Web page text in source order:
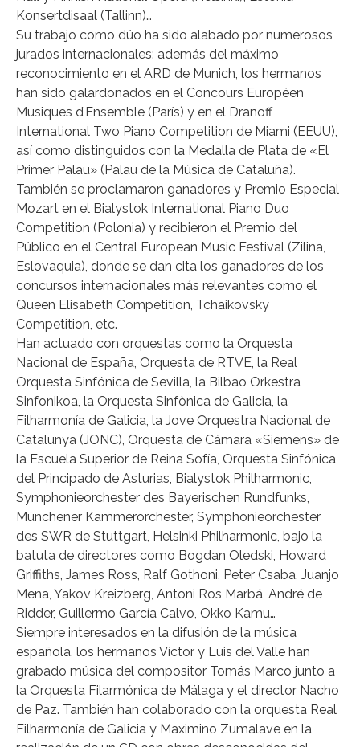
Konsertdisaal (Tallinn)…
Su trabajo como dúo ha sido alabado por numerosos
jurados internacionales: además del máximo
reconocimiento en el ARD de Munich, los hermanos
han sido galardonados en el Concours Européen
Musiques d’Ensemble (París) y en el Dranoff
International Two Piano Competition de Miami (EEUU),
así como distinguidos con la Medalla de Plata de «El
Primer Palau» (Palau de la Música de Cataluña).
También se proclamaron ganadores y Premio Especial
Mozart en el Bialystok International Piano Duo
Competition (Polonia) y recibieron el Premio del
Público en el Central European Music Festival (Zilina,
Eslovaquia), donde se dan cita los ganadores de los
concursos internacionales más relevantes como el
Queen Elisabeth Competition, Tchaikovsky
Competition, etc.
Han actuado con orquestas como la Orquesta
Nacional de España, Orquesta de RTVE, la Real
Orquesta Sinfónica de Sevilla, la Bilbao Orkestra
Sinfonikoa, la Orquesta Sinfònica de Galicia, la
Filharmonía de Galicia, la Jove Orquestra Nacional de
Catalunya (JONC), Orquesta de Cámara «Siemens» de
la Escuela Superior de Reina Sofía, Orquesta Sinfónica
del Principado de Asturias, Bialystok Philharmonic,
Symphonieorchester des Bayerischen Rundfunks,
Münchener Kammerorchester, Symphonieorchester
des SWR de Stuttgart, Helsinki Philharmonic, bajo la
batuta de directores como Bogdan Oledski, Howard
Griffiths, James Ross, Ralf Gothoni, Peter Csaba, Juanjo
Mena, Yakov Kreizberg, Antoni Ros Marbá, André de
Ridder, Guillermo García Calvo, Okko Kamu…
Siempre interesados en la difusión de la música
española, los hermanos Víctor y Luis del Valle han
grabado música del compositor Tomás Marco junto a
la Orquesta Filarmónica de Málaga y el director Nacho
de Paz. También han colaborado con la orquesta Real
Filharmonía de Galicia y Maximino Zumalave en la